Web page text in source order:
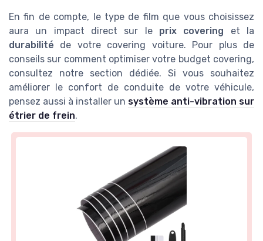
En fin de compte, le type de film que vous choisissez
aura un impact direct sur le prix covering et la
durabilité de votre covering voiture. Pour plus de
conseils sur comment optimiser votre budget covering,
consultez notre section dédiée. Si vous souhaitez
améliorer le confort de conduite de votre véhicule,
pensez aussi à installer un système anti-vibration sur
étrier de frein.